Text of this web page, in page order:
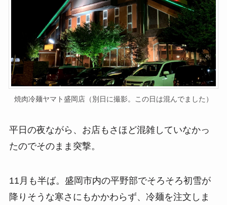
焼肉冷麺ヤマト盛岡店（別日に撮影。この日は混んでました）
平日の夜ながら、お店もさほど混雑していなかっ
たのでそのまま突撃。
11月も半ば。盛岡市内の平野部でそろそろ初雪が
降りそうな寒さにもかかわらず、冷麺を注文しま